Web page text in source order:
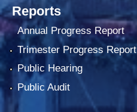
Reports
Annual Progress Report
Trimester Progress Report
Public Hearing
Public Audit